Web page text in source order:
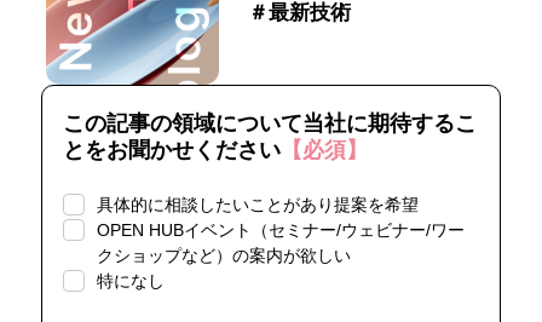
＃最新技術
この記事の領域について当社に期待するこ
とをお聞かせください【必須】
具体的に相談したいことがあり提案を希望
OPEN HUBイベント（セミナー/ウェビナー/ワー
クショップなど）の案内が欲しい
特になし